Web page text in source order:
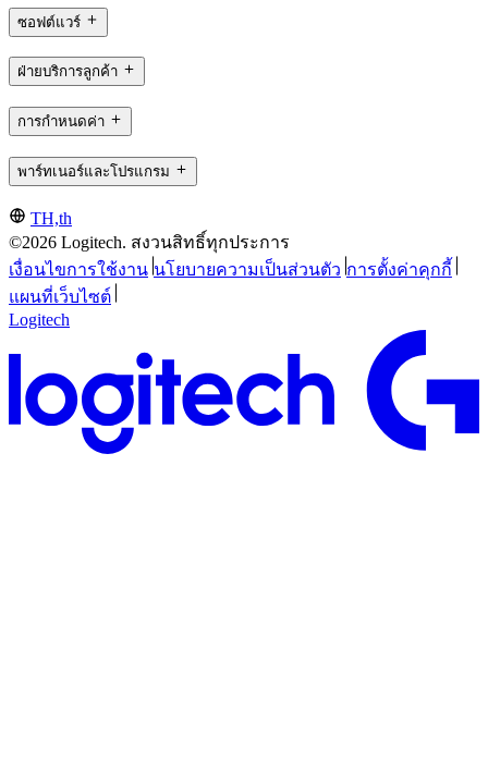
ซอฟต์แวร์
ฝ่ายบริการลูกค้า
การกำหนดค่า
พาร์ทเนอร์และโปรแกรม
TH,th
©2026 Logitech. สงวนสิทธิ์ทุกประการ
เงื่อนไขการใช้งาน นโยบายความเป็นส่วนตัว การตั้งค่าคุกกี้
แผนที่เว็บไซต์
Logitech